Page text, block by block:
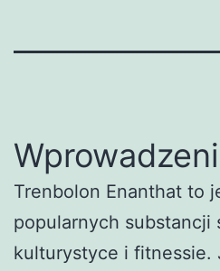
Trenbolon Enanthat to
popularnych substancji
kulturystyce i fitnessie.